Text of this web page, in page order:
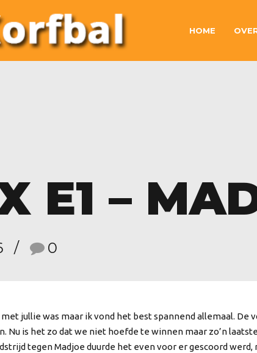
HOME
E1 –
0
jullie was maar ik vond het best spannend allemaal.
Nu is het zo dat we niet hoefde te winnen maar zo’n
tegen Madjoe duurde het even voor er gescoord